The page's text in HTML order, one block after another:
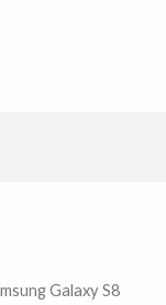
Galaxy S8